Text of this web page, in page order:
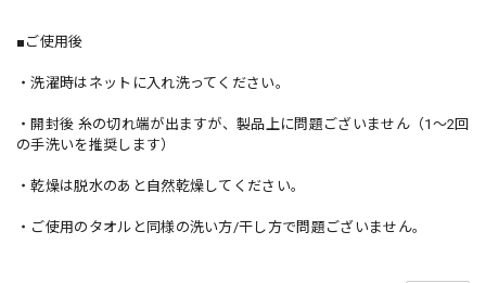
■ご使用後
・洗濯時はネットに入れ洗ってください。
・開封後 糸の切れ端が出ますが、製品上に問題ございません（1～2回
の手洗いを推奨します）
・乾燥は脱水のあと自然乾燥してください。
・ご使用のタオルと同様の洗い方/干し方で問題ございません。